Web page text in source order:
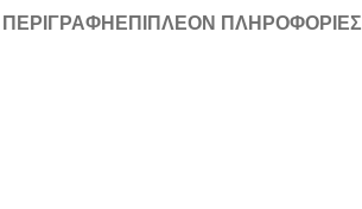
ΠΕΡΙΓΡΑΦΉ ΕΠΙΠΛΈΟΝ ΠΛΗΡΟΦΟΡΊΕΣ